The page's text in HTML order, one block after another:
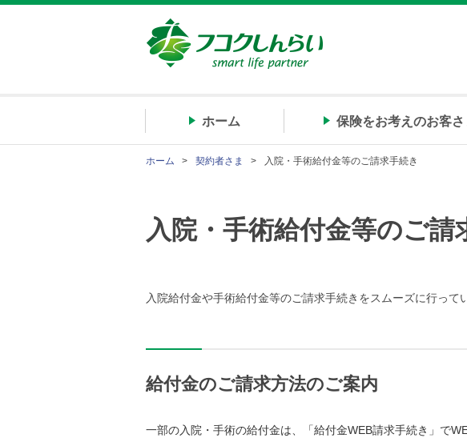
ホーム 保険をお考えのお客さ
ホーム 契約者さま 入院・手術給付金等のご請求手続き
入院・手術給付金等のご請
入院給付金や手術給付金等のご請求手続きをスムーズに行って
給付金のご請求方法のご案内
一部の入院・手術の給付金は、「給付金WEB請求手続き」で